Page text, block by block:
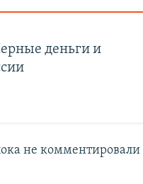
деньги и
не комментировали